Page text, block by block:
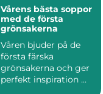
Vårens bästa soppor
med de första
grönsakerna
Våren bjuder på de
första färska
grönsakerna och ger
perfekt inspiration ...